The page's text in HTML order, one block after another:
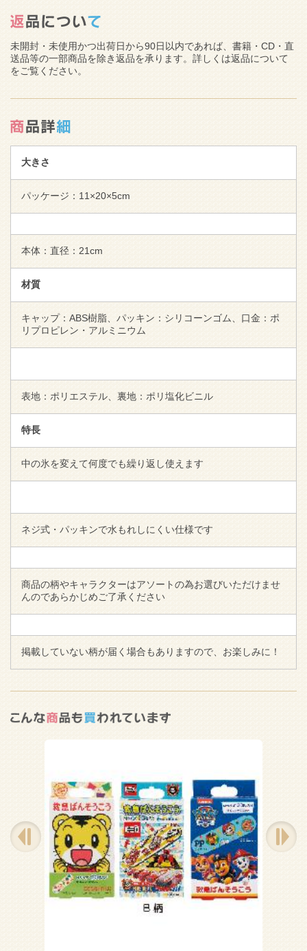
未開封・未使用かつ出荷日から90日以内であれば、書籍・CD・直
送品等の一部商品を除き返品を承ります。詳しくは返品について
をご覧ください。
大きさ
パッケージ：11×20×5cm
本体：直径：21cm
材質
キャップ：ABS樹脂、パッキン：シリコーンゴム、口金：ポ
リプロピレン・アルミニウム
表地：ポリエステル、裏地：ポリ塩化ビニル
特長
中の氷を変えて何度でも繰り返し使えます
ネジ式・パッキンで水もれしにくい仕様です
商品の柄やキャラクターはアソートの為お選びいただけませ
んのであらかじめご了承ください
掲載していない柄が届く場合もありますので、お楽しみに！